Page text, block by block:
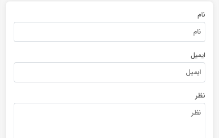
نام
ایمیل
نظر